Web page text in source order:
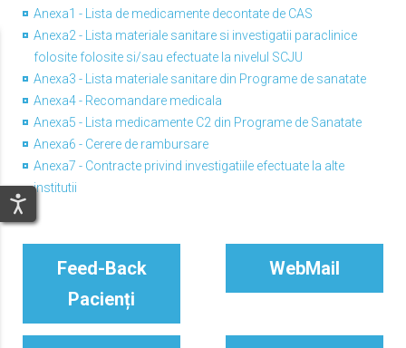
Anexa1 - Lista de medicamente decontate de CAS
Anexa2 - Lista materiale sanitare si investigatii paraclinice
folosite folosite si/sau efectuate la nivelul SCJU
Anexa3 - Lista materiale sanitare din Programe de sanatate
Anexa4 - Recomandare medicala
Anexa5 - Lista medicamente C2 din Programe de Sanatate
Anexa6 - Cerere de rambursare
Anexa7 - Contracte privind investigatiile efectuate la alte
institutii
Feed-Back
Pacienți
WebMail